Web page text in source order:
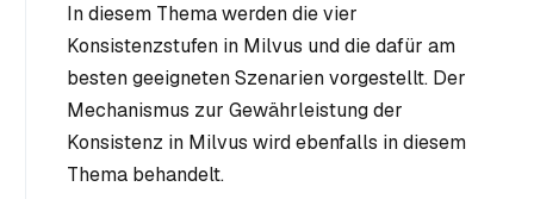
In diesem Thema werden die vier
Konsistenzstufen in Milvus und die dafür am
besten geeigneten Szenarien vorgestellt. Der
Mechanismus zur Gewährleistung der
Konsistenz in Milvus wird ebenfalls in diesem
Thema behandelt.